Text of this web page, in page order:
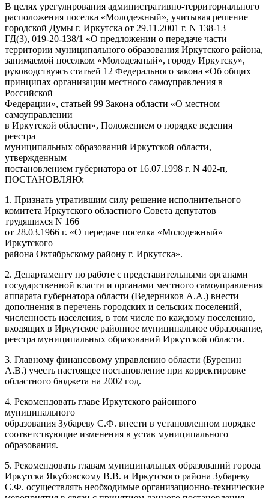
В целях урегулирования административно-территориального
расположения поселка «Молодежный», учитывая решение
городской Думы г. Иркутска от 29.11.2001 г. N 138-13
ГД(3), 019-20-138/1 «О предложении о передаче части
территории муниципального образования Иркутского района,
занимаемой поселком «Молодежный», городу Иркутску»,
руководствуясь статьей 12 Федерального закона «Об общих
принципах организации местного самоуправления в
Российской
Федерации», статьей 99 Закона области «О местном
самоуправлении
в Иркутской области», Положением о порядке ведения
реестра
муниципальных образований Иркутской области,
утвержденным
постановлением губернатора от 16.07.1998 г. N 402-п,
ПОСТАНОВЛЯЮ:
1. Признать утратившим силу решение исполнительного
комитета Иркутского областного Совета депутатов
трудящихся N 166
от 28.03.1966 г. «О передаче поселка «Молодежный»
Иркутского
района Октябрьскому району г. Иркутска».
2. Департаменту по работе с представительными органами
государственной власти и органами местного самоуправления
аппарата губернатора области (Ведерников А.А.) внести
дополнения в перечень городских и сельских поселений,
численность населения, в том числе по каждому поселению,
входящих в Иркутское районное муниципальное образование,
реестра муниципальных образований Иркутской области.
3. Главному финансовому управлению области (Буренин
А.В.) учесть настоящее постановление при корректировке
областного бюджета на 2002 год.
4. Рекомендовать главе Иркутского районного
муниципального
образования Зубареву С.Ф. внести в установленном порядке
соответствующие изменения в устав муниципального
образования.
5. Рекомендовать главам муниципальных образований города
Иркутска Якубовскому В.В. и Иркутского района Зубареву
С.Ф. осуществлять необходимые организационно-технические